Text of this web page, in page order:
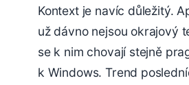
Kontext je navíc důležitý.
už dávno nejsou okrajový
se k nim chovají stejně
k Windows. Trend